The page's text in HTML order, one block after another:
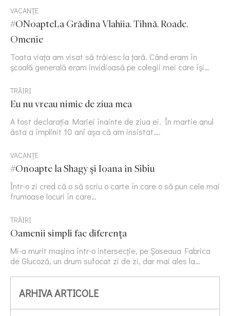
VACANȚE
#ONoapteLa Grădina Vlahiia. Tihnă. Roade.
Omenie
Toata viața am visat să trăiesc la țară. Când eram în
școală generală eram invidioasă pe colegii mei care își…
TRĂIRI
Eu nu vreau nimic de ziua mea
A fost declarația Mariei înainte de ziua ei. În martie anul
ăsta a împlinit 10 ani așa că am insistat….
VACANȚE
#Onoapte la Shagy și Ioana în Sibiu
Într-o zi cred că o să scriu o carte în care o să pun cele mai
frumoase locuri în care…
TRĂIRI
Oamenii simpli fac diferența
Mi-a murit mașina într-o intersecție, pe Șoseaua Fabrica
de Glucoză, un drum sufocat zi de zi, dar mai ales la…
ARHIVA ARTICOLE